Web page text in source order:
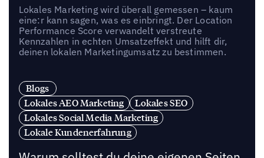
Lokales Marketing wird überall gemessen – kaum
eine:r kann sagen, was es einbringt. Der Location
Performance Score verwandelt verstreute
Kennzahlen in echten Umsatzeffekt und hilft dir,
deinen lokalen Marketingumsatz zu bestimmen.
Blogs
Lokales AEO Marketing
Lokales SEO
Lokales Social Media Marketing
Lokale Kundenerfahrung